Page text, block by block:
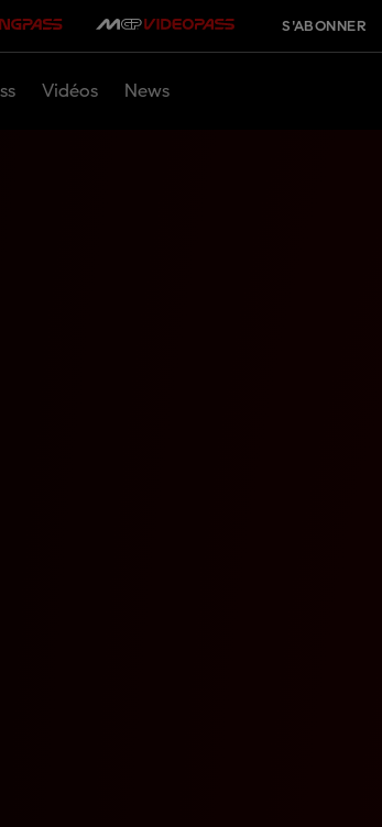
S'ABONNER
Vidéos News